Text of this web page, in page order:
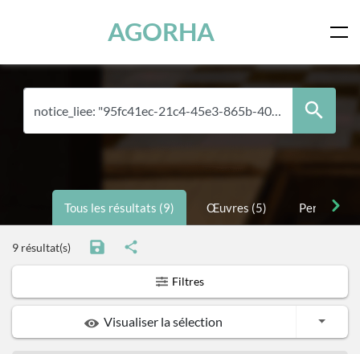
AGORHA
Tous les résultats (9) Œuvres (5) Personnes
9 résultat(s)
Filtres
Visualiser la sélection Toggle